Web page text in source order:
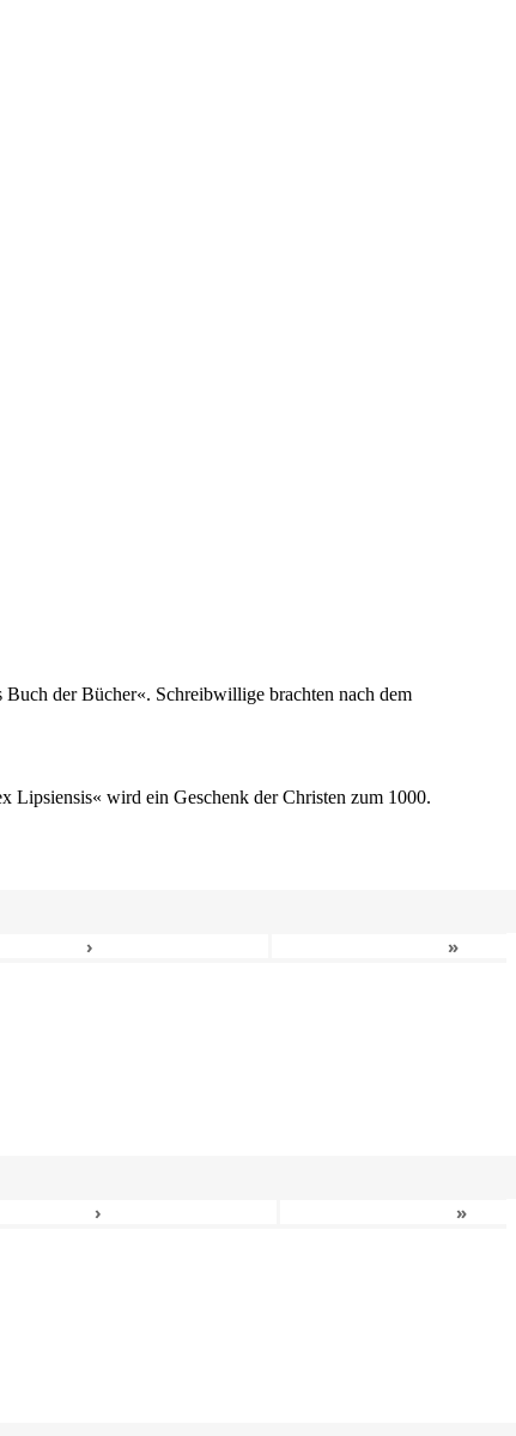
der Bücher«. Schreibwillige brachten nach dem
Lipsiensis« wird ein Geschenk der Christen zum 1000.
› »
› »